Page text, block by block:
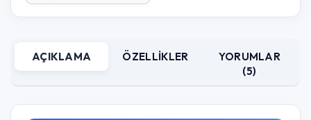
AÇIKLAMA ÖZELLIKLER
YORUMLAR
(5)